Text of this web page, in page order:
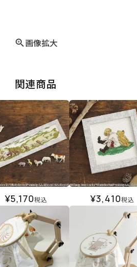
画像拡大
関連商品
¥5,170税込 ¥3,410税込